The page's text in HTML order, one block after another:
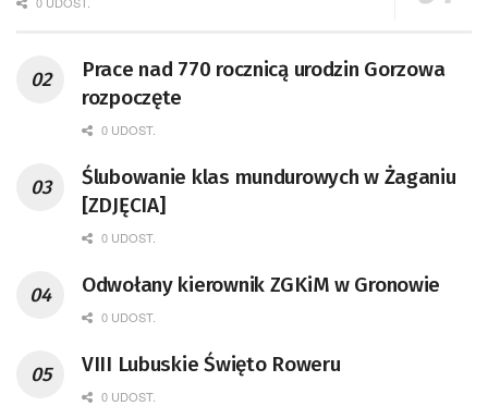
Prace nad 770 rocznicą urodzin Gorzowa
rozpoczęte
0 UDOST.
Ślubowanie klas mundurowych w Żaganiu
[ZDJĘCIA]
0 UDOST.
Odwołany kierownik ZGKiM w Gronowie
0 UDOST.
VIII Lubuskie Święto Roweru
0 UDOST.